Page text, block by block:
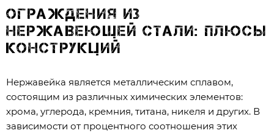
Ограждения из
нержавеющей стали: плюсы
конструкций
Нержавейка является металлическим сплавом,
состоящим из различных химических элементов:
хрома, углерода, кремния, титана, никеля и других. В
зависимости от процентного соотношения этих